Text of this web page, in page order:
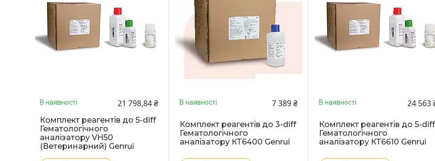
В наявності 21 798,84 ₴
Комплект реагентів до 5-diff
Гематологічного
аналізатору VH50
(Ветеринарний) Genrui
В наявності 7 389 ₴
Комплект реагентів до 3-diff
Гематологічного
аналізатору КТ6400 Genrui
В наявності 24 563
Комплект реагентів до 5-diff
Гематологічного
аналізатору КТ6610 Genrui